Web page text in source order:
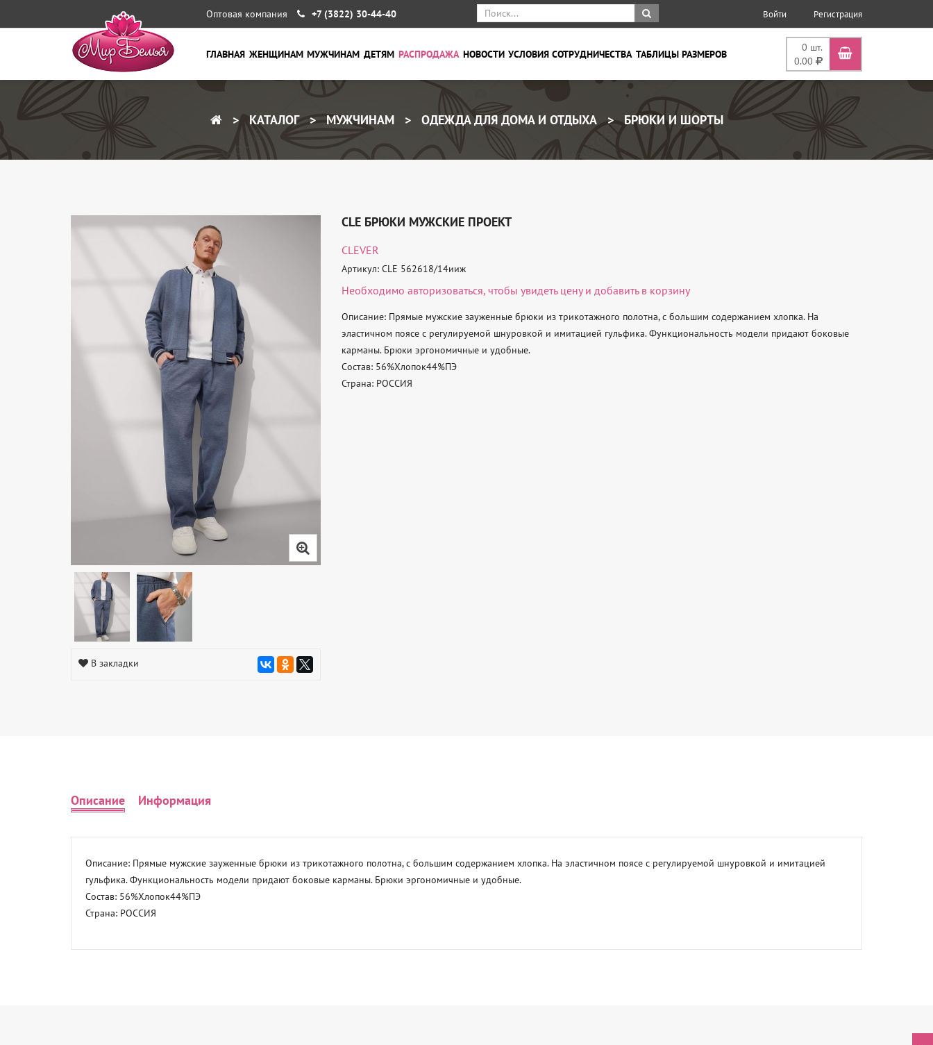
Оптовая компания +7 (3822) 30-44-40 Войти Регистрация
0 шт.
0.00
ГЛАВНАЯ ЖЕНЩИНАМ МУЖЧИНАМ ДЕТЯМ РАСПРОДАЖА НОВОСТИ УСЛОВИЯ СОТРУДНИЧЕСТВА ТАБЛИЦЫ РАЗМЕРОВ
КАТАЛОГ МУЖЧИНАМ ОДЕЖДА ДЛЯ ДОМА И ОТДЫХА БРЮКИ И ШОРТЫ
В закладки
CLE БРЮКИ МУЖСКИЕ ПРОЕКТ
CLEVER
Артикул: CLE 562618/14ииж
Необходимо авторизоваться, чтобы увидеть цену и добавить в корзину
Описание: Прямые мужские зауженные брюки из трикотажного полотна, с большим содержанием хлопка. На
эластичном поясе с регулируемой шнуровкой и имитацией гульфика. Функциональность модели придают боковые
карманы. Брюки эргономичные и удобные.
Состав: 56%Хлопок44%ПЭ
Страна: РОССИЯ
Описание Информация
Описание: Прямые мужские зауженные брюки из трикотажного полотна, с большим содержанием хлопка. На эластичном поясе с регулируемой шнуровкой и имитацией
гульфика. Функциональность модели придают боковые карманы. Брюки эргономичные и удобные.
Состав: 56%Хлопок44%ПЭ
Страна: РОССИЯ